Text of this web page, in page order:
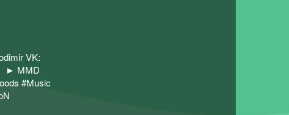
VK:
► MMD
#Music